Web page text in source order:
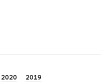
2020
2019